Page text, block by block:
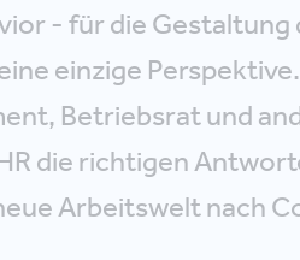
- für die
einzige
Betriebsrat und
die richtigen
Arbeitswelt nach